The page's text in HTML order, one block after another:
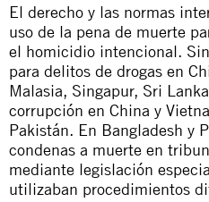
El derecho y las normas
uso de la pena de muerte
el homicidio intencional.
para delitos de drogas en
Malasia, Singapur, Sri
corrupción en China y
Pakistán. En Bangladesh y
condenas a muerte en
mediante legislación
utilizaban procedimientos